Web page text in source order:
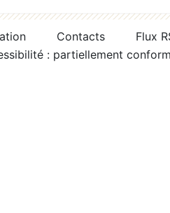
Contacts
Flux
: partiellement